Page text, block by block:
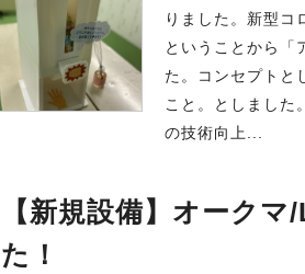
りました。新型コ
ということから「
た。コンセプト
こと。としまし
の技術向上...
【新規設備】オーク
た！